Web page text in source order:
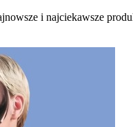
i najciekawsze